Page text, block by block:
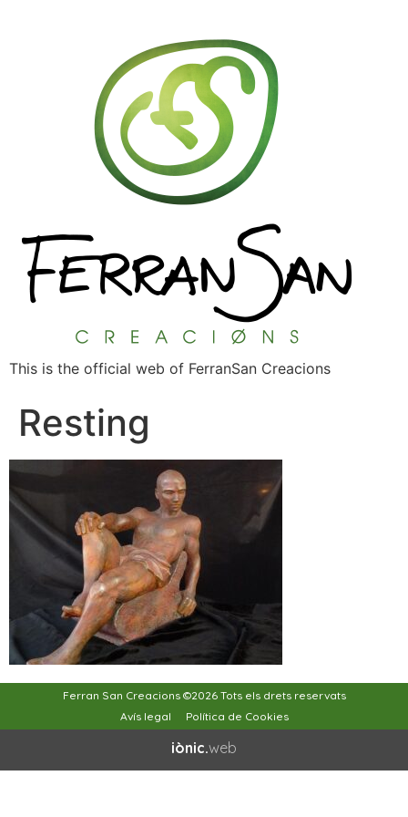
This is the official web of FerranSan Creacions
Resting
Ferran San Creacions ©2026 Tots els drets reservats
Avís legal
Política de Cookies
iònic.web